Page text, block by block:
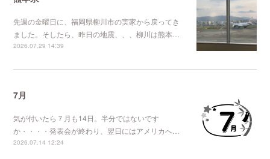
先週の金曜日に、福岡県柳川市の実家から戻ってき
ました。そしたら、昨日の地震、、、柳川は熊本…
2026.07.29 14:39
7月
気が付いたら７月も14日。半分ではないです
か・・・・発表会が終わり、翌日にはアメリカへ…
2026.07.14 12:24